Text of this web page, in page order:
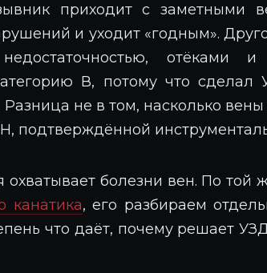
приходит с заметными
и уходит «годным».
отёками и
В, потому что сделал
не в том, насколько
подтверждённой
болезни вен. По той
канатика, его разбираем
что даёт, почему решает